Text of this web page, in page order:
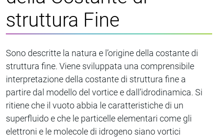
struttura Fine
Sono descritte la natura e l’origine della costante di
struttura fine. Viene sviluppata una comprensibile
interpretazione della costante di struttura fine a
partire dal modello del vortice e dall’idrodinamica. Si
ritiene che il vuoto abbia le caratteristiche di un
superfluido e che le particelle elementari come gli
elettroni e le molecole di idrogeno siano vortici